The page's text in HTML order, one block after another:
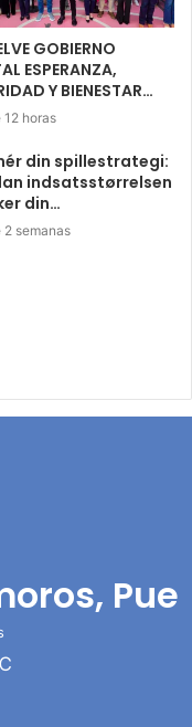
GOBIERNO
ESPERANZA,
Y BIENESTAR…
12 horas
din spillestrategi:
indsatsstørrelsen
din…
2 semanas
Pue